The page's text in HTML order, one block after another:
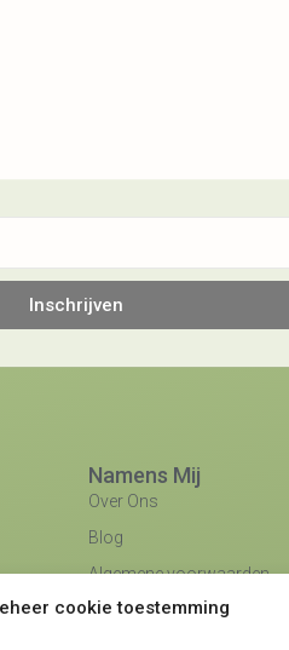
cookie toestemming
Inschrijven
Namens Mij
Over Ons
Blog
Algemene voorwaarden
Privacybeleid